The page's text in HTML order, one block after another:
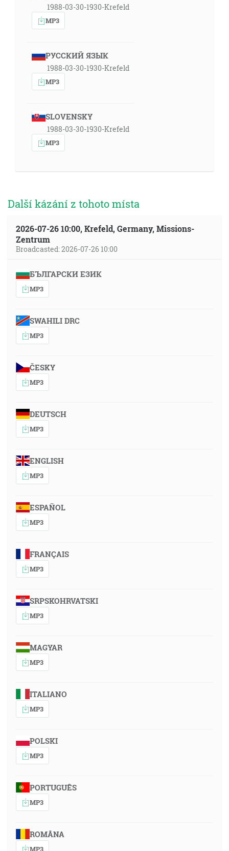
1988-03-30-1930-Krefeld
MP3
РУССКИЙ ЯЗЫК
1988-03-30-1930-Krefeld
MP3
SLOVENSKY
1988-03-30-1930-Krefeld
MP3
Další kázání z tohoto místa
2026-07-26 10:00, Krefeld, Germany, Missions-
Zentrum
Broadcasted: 2026-07-26 10:00
БЪЛГАРСКИ ЕЗИК
MP3
SWAHILI DRC
MP3
ČESKY
MP3
DEUTSCH
MP3
ENGLISH
MP3
ESPAÑOL
MP3
FRANÇAIS
MP3
SRPSKOHRVATSKI
MP3
MAGYAR
MP3
ITALIANO
MP3
POLSKI
MP3
PORTUGUÊS
MP3
ROMÂNA
MP3